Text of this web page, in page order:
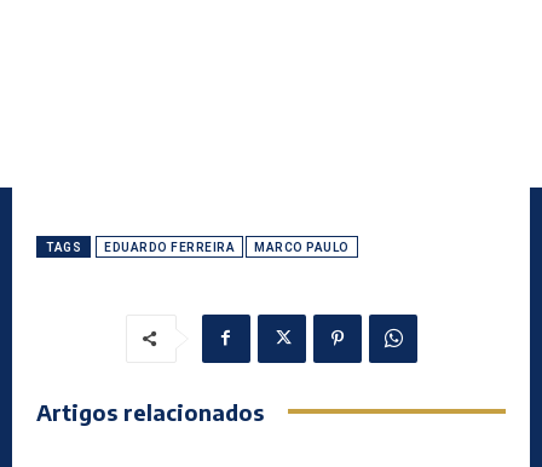
TAGS EDUARDO FERREIRA MARCO PAULO
Artigos relacionados